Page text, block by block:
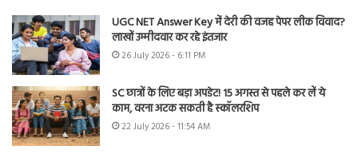
UGC NET Answer Key में देरी की वजह पेपर लीक विवाद?
लाखों उम्मीदवार कर रहे इंतजार
26 July 2026 - 6:11 PM
SC छात्रों के लिए बड़ा अपडेट! 15 अगस्त से पहले कर लें ये
काम, वरना अटक सकती है स्कॉलरशिप
22 July 2026 - 11:54 AM